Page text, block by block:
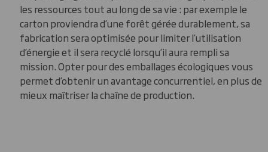
les ressources tout au long de sa vie : par exemple le
carton proviendra d’une forêt gérée durablement, sa
fabrication sera optimisée pour limiter l’utilisation
d’énergie et il sera recyclé lorsqu’il aura rempli sa
mission. Opter pour des emballages écologiques vous
permet d’obtenir un avantage concurrentiel, en plus de
mieux maîtriser la chaîne de production.